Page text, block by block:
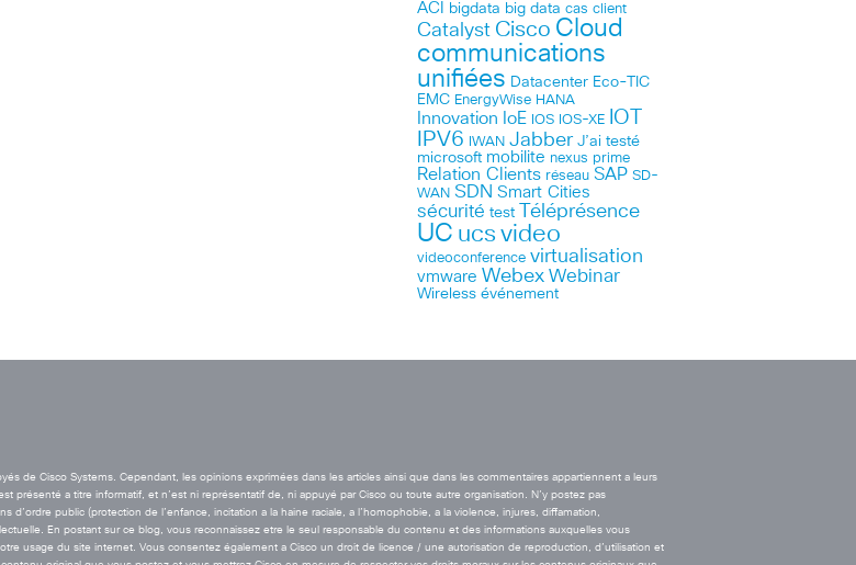
ACI bigdata big data cas client
Catalyst Cisco Cloud
communications
unifiées Datacenter Eco-TIC
EMC EnergyWise HANA
Innovation IoE IOS IOS-XE IOT
IPV6 IWAN Jabber J’ai testé
microsoft mobilite nexus prime
Relation Clients réseau SAP SD-
WAN SDN Smart Cities
sécurité test Téléprésence
UC ucs video
videoconference virtualisation
vmware Webex Webinar
Wireless événement
de Cisco Systems. Cependant, les opinions exprimées dans les articles ainsi que dans les commentaires appartiennent a leurs
a titre informatif, et n’est ni représentatif de, ni appuyé par Cisco ou toute autre organisation. N’y postez pas
public (protection de l’enfance, incitation a la haine raciale, a l’homophobie, a la violence, injures, diffamation,
En postant sur ce blog, vous reconnaissez etre le seul responsable du contenu et des informations auxquelles vous
usage du site internet. Vous consentez également a Cisco un droit de licence / une autorisation de reproduction, d’utilisation et